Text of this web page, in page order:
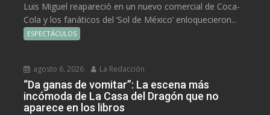
Luis Miguel reapareció en un nuevo comercial de Coca-
Cola y los fanáticos del ‘Sol de México’ enloquecieron...
ESPECTÁCULOS
agosto 6, 2026 La Redacción
“Da ganas de vomitar”: La escena más
incómoda de La Casa del Dragón que no
aparece en los libros